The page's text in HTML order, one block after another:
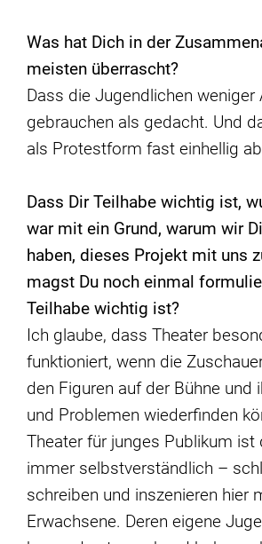
Was hat Dich in der
meisten überrascht?
Dass die Jugendlichen weniger
gebrauchen als gedacht. Und
als Protestform fast einhellig
Dass Dir Teilhabe wichtig ist,
war mit ein Grund, warum wir
haben, dieses Projekt mit uns
magst Du noch einmal
Teilhabe wichtig ist?
Ich glaube, dass Theater
funktioniert, wenn die
den Figuren auf der Bühne und
und Problemen wiederfinden
Theater für junges Publikum ist
immer selbstverständlich –
schreiben und inszenieren hier
Erwachsene. Deren eigene